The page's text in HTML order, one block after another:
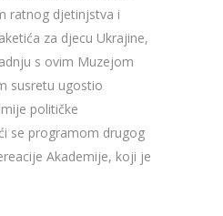
ratnog djetinjstva i
za djecu Ukrajine,
s ovim Muzejom
susretu ugostio
političke
se programom drugog
Akademije, koji je